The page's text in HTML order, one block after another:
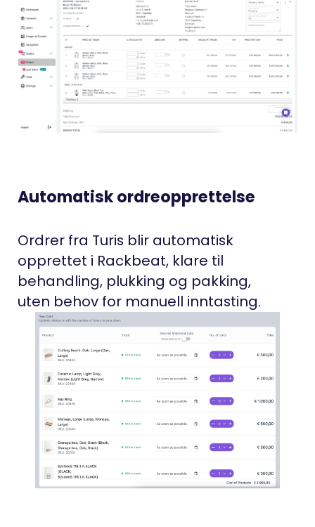
Automatisk ordreopprettelse
Ordrer fra Turis blir automatisk
opprettet i Rackbeat, klare til
behandling, plukking og pakking,
uten behov for manuell inntasting.